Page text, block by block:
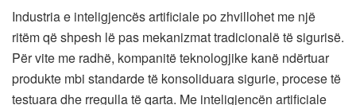
Industria e inteligjencës artificiale po zhvillohet me një
ritëm që shpesh lë pas mekanizmat tradicionalë të sigurisë.
Për vite me radhë, kompanitë teknologjike kanë ndërtuar
produkte mbi standarde të konsoliduara sigurie, procese të
testuara dhe rregulla të qarta. Me inteligjencën artificiale